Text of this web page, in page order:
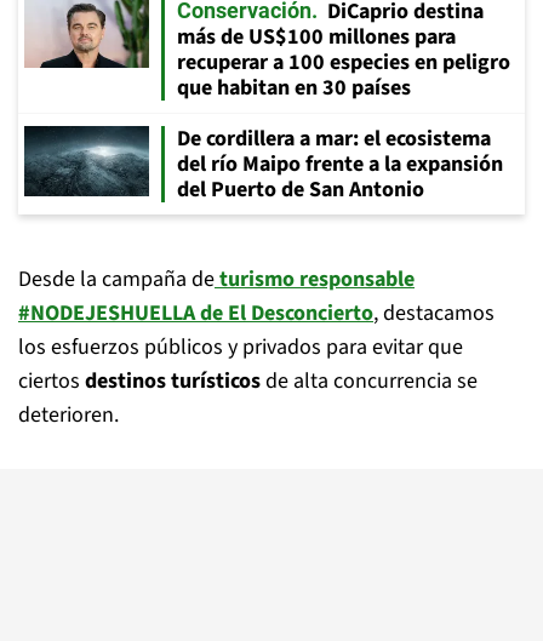
Conservación
DiCaprio destina
más de US$100 millones para
recuperar a 100 especies en peligro
que habitan en 30 países
De cordillera a mar: el ecosistema
del río Maipo frente a la expansión
del Puerto de San Antonio
Desde la campaña deturismo responsable
#NODEJESHUELLA de El Desconcierto, destacamos
los esfuerzos públicos y privados para evitar que
ciertos destinos turísticosde alta concurrencia se
deterioren.